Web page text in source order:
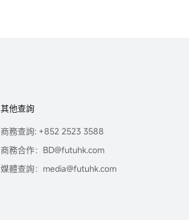
其他查詢
商務查詢: +852 2523 3588
商務合作：BD@futuhk.com
媒體查詢：media@futuhk.com